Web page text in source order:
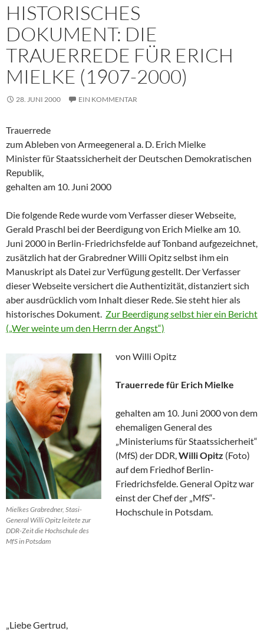
HISTORISCHES
DOKUMENT: DIE
TRAUERREDE FÜR ERICH
MIELKE (1907-2000)
28. JUNI 2000 EIN KOMMENTAR
Trauerrede
zum Ableben von Armeegeneral a. D. Erich Mielke
Minister für Staatssicherheit der Deutschen Demokratischen
Republik,
gehalten am 10. Juni 2000
Die folgende Rede wurde vom Verfasser dieser Webseite,
Gerald Praschl bei der Beerdigung von Erich Mielke am 10.
Juni 2000 in Berlin-Friedrichsfelde auf Tonband aufgezeichnet,
zusätzlich hat der Grabredner Willi Opitz selbst ihm ein
Manuskript als Datei zur Verfügung gestellt. Der Verfasser
dieser Webseite versichert die Authentizität, distanziert sich
aber ausdrücklich vom Inhalt dieser Rede. Sie steht hier als
historisches Dokument. Zur Beerdigung selbst hier ein Bericht
(„Wer weinte um den Herrn der Angst“)
Mielkes Grabredner, Stasi-
General Willi Opitz leitete zur
DDR-Zeit die Hochschule des
MfS in Potsdam
von Willi Opitz
Trauerrede für Erich Mielke
gehalten am 10. Juni 2000 von dem
ehemaligen General des
„Ministeriums für Staatssicherheit“
(MfS) der DDR,Willi Opitz (Foto)
auf dem Friedhof Berlin-
Friedrichsfelde. General Opitz war
einst der Chef der „MfS“-
Hochschule in Potsdam.
„Liebe Gertrud,